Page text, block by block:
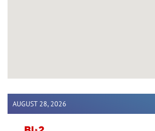
AUGUST 28, 2026